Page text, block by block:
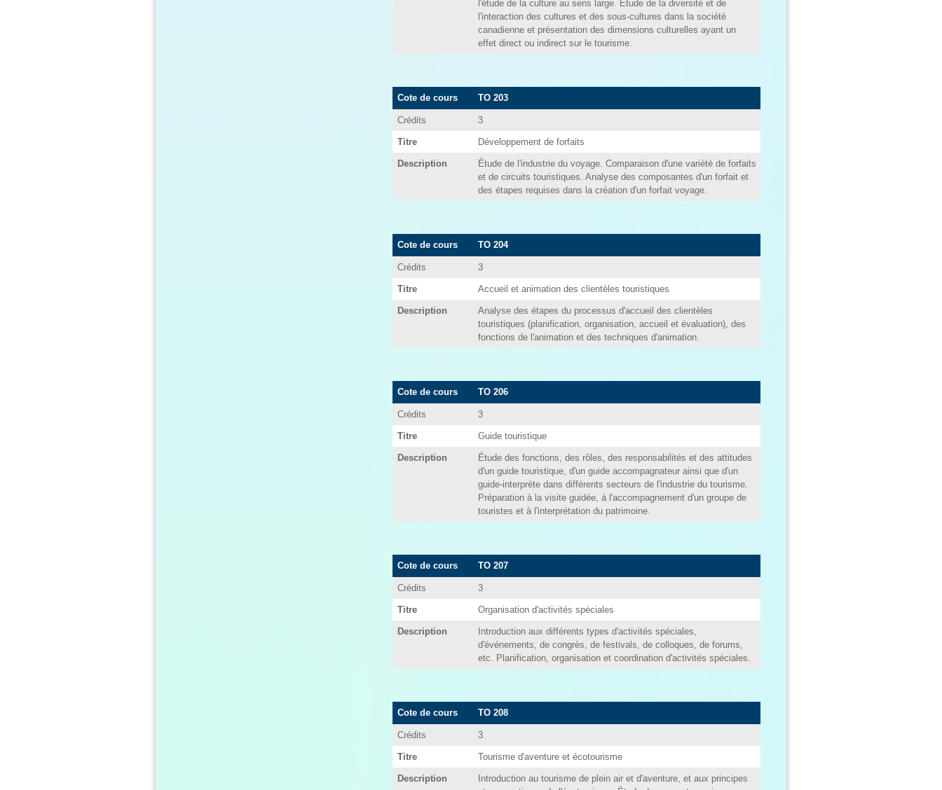
l'étude de la culture au sens large. Étude de la diversité et de
l'interaction des cultures et des sous-cultures dans la société
canadienne et présentation des dimensions culturelles ayant un
effet direct ou indirect sur le tourisme.
Cote de cours TO 203
Crédits 3
Titre Développement de forfaits
Description
Étude de l'industrie du voyage. Comparaison d'une variété de forfaits
et de circuits touristiques. Analyse des composantes d'un forfait et
des étapes requises dans la création d'un forfait voyage.
Cote de cours TO 204
Crédits 3
Titre Accueil et animation des clientèles touristiques
Description
Analyse des étapes du processus d'accueil des clientèles
touristiques (planification, organisation, accueil et évaluation), des
fonctions de l'animation et des techniques d'animation.
Cote de cours TO 206
Crédits 3
Titre Guide touristique
Description
Étude des fonctions, des rôles, des responsabilités et des attitudes
d'un guide touristique, d'un guide accompagnateur ainsi que d'un
guide-interprète dans différents secteurs de l'industrie du tourisme.
Préparation à la visite guidée, à l'accompagnement d'un groupe de
touristes et à l'interprétation du patrimoine.
Cote de cours TO 207
Crédits 3
Titre Organisation d'activités spéciales
Description
Introduction aux différents types d'activités spéciales,
d'événements, de congrès, de festivals, de colloques, de forums,
etc. Planification, organisation et coordination d'activités spéciales.
Cote de cours TO 208
Crédits 3
Titre Tourisme d'aventure et écotourisme
Description
Introduction au tourisme de plein air et d'aventure, et aux principes